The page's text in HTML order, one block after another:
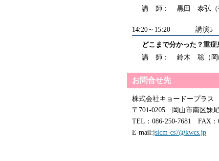
講 師：
黒田 泰弘（
14:20～15:20 講演5
どこまで分かった？重
講 師：
鈴木 聡（岡
お問合せ先
株式会社キョードープラス
〒701-0205 岡山市南区妹
TEL：086-250-7681 FAX：
E-mail:jsicm-cs7@kwcs.jp